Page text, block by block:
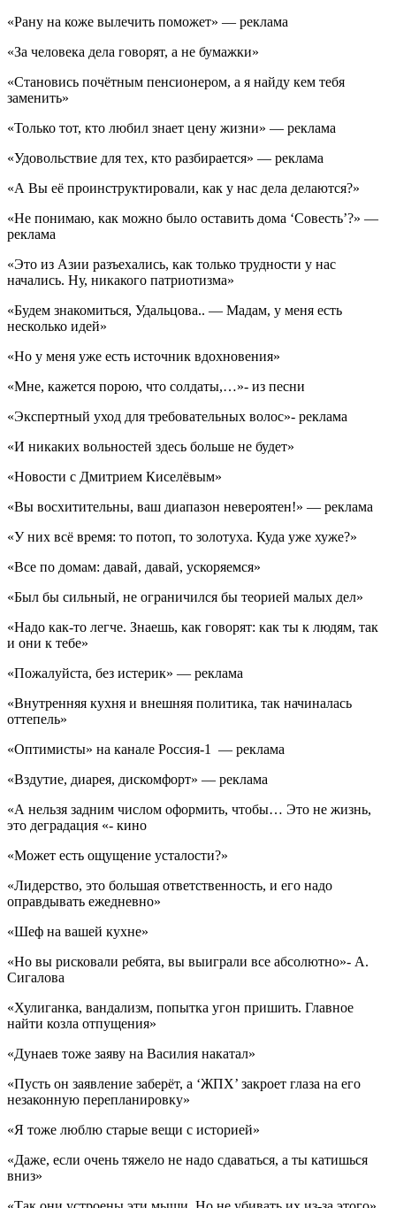
«Рану на коже вылечить поможет» — реклама
«За человека дела говорят, а не бумажки»
«Становись почётным пенсионером, а я найду кем тебя
заменить»
«Только тот, кто любил знает цену жизни» — реклама
«Удовольствие для тех, кто разбирается» — реклама
«А Вы её проинструктировали, как у нас дела делаются?»
«Не понимаю, как можно было оставить дома ‘Совесть’?» —
реклама
«Это из Азии разъехались, как только трудности у нас
начались. Ну, никакого патриотизма»
«Будем знакомиться, Удальцова.. — Мадам, у меня есть
несколько идей»
«Но у меня уже есть источник вдохновения»
«Мне, кажется порою, что солдаты,…»- из песни
«Экспертный уход для требовательных волос»- реклама
«И никаких вольностей здесь больше не будет»
«Новости с Дмитрием Киселёвым»
«Вы восхитительны, ваш диапазон невероятен!» — реклама
«У них всё время: то потоп, то золотуха. Куда уже хуже?»
«Все по домам: давай, давай, ускоряемся»
«Был бы сильный, не ограничился бы теорией малых дел»
«Надо как-то легче. Знаешь, как говорят: как ты к людям, так
и они к тебе»
«Пожалуйста, без истерик» — реклама
«Внутренняя кухня и внешняя политика, так начиналась
оттепель»
«Оптимисты» на канале Россия-1 — реклама
«Вздутие, диарея, дискомфорт» — реклама
«А нельзя задним числом оформить, чтобы… Это не жизнь,
это деградация «- кино
«Может есть ощущение усталости?»
«Лидерство, это большая ответственность, и его надо
оправдывать ежедневно»
«Шеф на вашей кухне»
«Но вы рисковали ребята, вы выиграли все абсолютно»- А.
Сигалова
«Хулиганка, вандализм, попытка угон пришить. Главное
найти козла отпущения»
«Дунаев тоже заяву на Василия накатал»
«Пусть он заявление заберёт, а ‘ЖПХ’ закроет глаза на его
незаконную перепланировку»
«Я тоже люблю старые вещи с историей»
«Даже, если очень тяжело не надо сдаваться, а ты катишься
вниз»